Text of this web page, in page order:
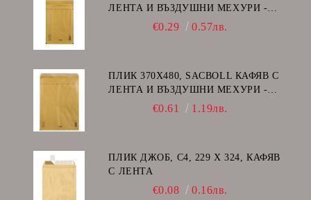
ЛЕНТА И ВЪЗДУШНИ МЕХУРИ -
€0.29 0.57лв.
ПЛИК 370Х480, SACBOLL КАФЯВ С
ЛЕНТА И ВЪЗДУШНИ МЕХУРИ -
€0.61 1.19лв.
ПЛИК ДЖОБ, C4, 229 Х 324, КАФЯВ
С ЛЕНТА
€0.08 0.16лв.